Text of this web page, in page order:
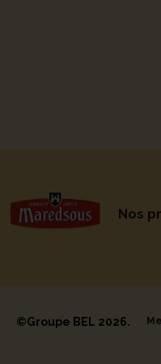
Nos
©Groupe BEL 2026.